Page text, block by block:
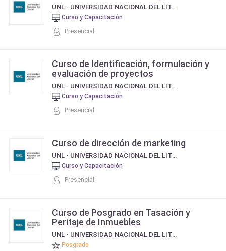
UNL - UNIVERSIDAD NACIONAL DEL LITORAL
Curso y Capacitación
Presencial
Curso de Identificación, formulación y
evaluación de proyectos
UNL - UNIVERSIDAD NACIONAL DEL LITORAL
Curso y Capacitación
Presencial
Curso de dirección de marketing
UNL - UNIVERSIDAD NACIONAL DEL LITORAL
Curso y Capacitación
Presencial
Curso de Posgrado en Tasación y
Peritaje de Inmuebles
UNL - UNIVERSIDAD NACIONAL DEL LITORAL
Posgrado